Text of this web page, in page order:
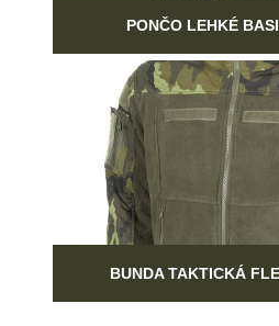
PONČO LEHKÉ
BUNDA TAKTICKÁ